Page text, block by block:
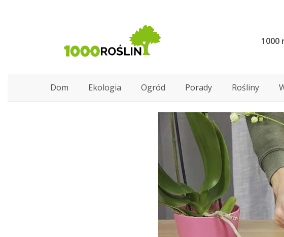
1000
Dom Ekologia Ogród Porady Rośliny